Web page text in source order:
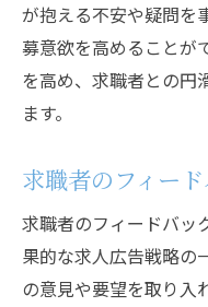
が抱える不安や疑問を
募意欲を高めることが
を高め、求職者との円
ます。
求職者のフィー
求職者のフィードバッ
果的な求人広告戦略の
の意見や要望を取り入